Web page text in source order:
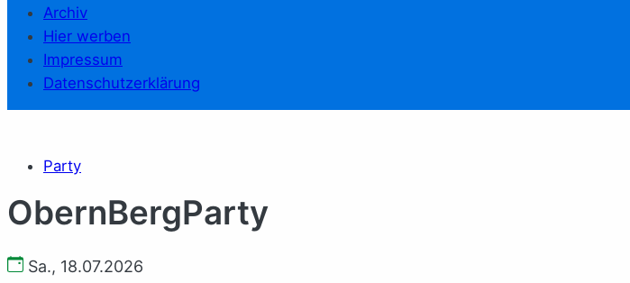
Archiv
Hier werben
Impressum
Datenschutzerklärung
Party
ObernBergParty
Sa., 18.07.2026